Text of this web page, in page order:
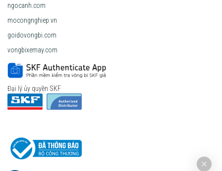
ngocanh.com
mocongnghiep.vn
goidovongbi.com
vongbixemay.com
Đại lý ủy quyền SKF